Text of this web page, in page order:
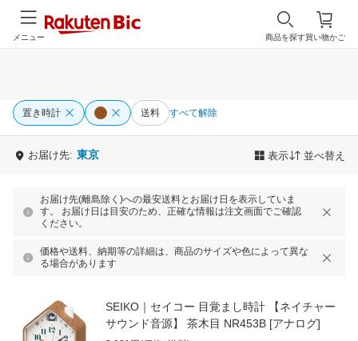
買い物かご
商品を探す
メニュー
置き時計 送料 すべて解除
お届け先: 東京 表示 並べ替え
お届け先(離島除く)への最安送料とお届け日を表示していま
す。 お届け日は目安のため、正確な情報は注文画面でご確認
ください。
価格や送料、納期等の詳細は、商品のサイズや色によって異な
る場合があります
SEIKO｜セイコー 目覚まし時計 【ネイチャー
サウンド音源】 茶木目 NR453B [アナログ]